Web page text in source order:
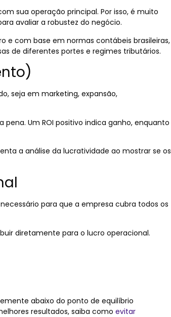
sua operação principal. Por isso, é muito
avaliar a robustez do negócio.
e com base em normas contábeis brasileiras,
de diferentes portes e regimes tributários.
seja em marketing, expansão,
Um ROI positivo indica ganho, enquanto
a análise da lucratividade ao mostrar se os
para que a empresa cubra todos os
diretamente para o lucro operacional.
abaixo do ponto de equilíbrio
resultados, saiba como evitar